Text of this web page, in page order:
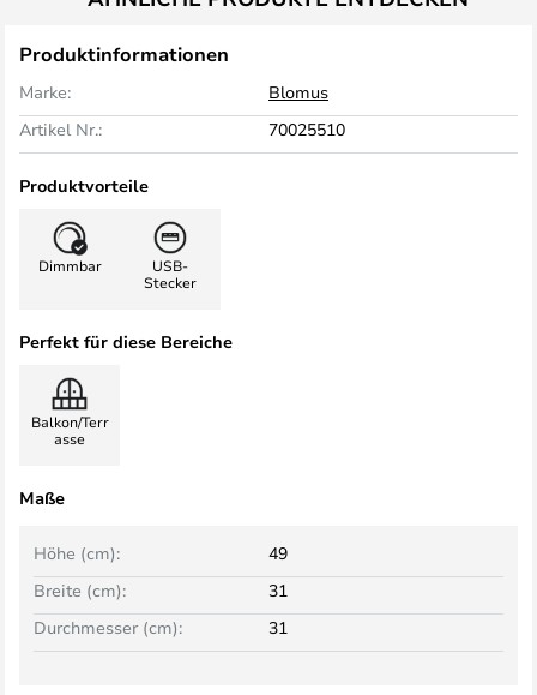
Produktinformationen
Marke:
Blomus
Artikel Nr.:
70025510
Produktvorteile
Dimmbar
USB-
Stecker
Perfekt für diese Bereiche
Balkon/Terr
asse
Maße
Breite (cm): 31
Höhe (cm): 49
Durchmesser (cm): 31